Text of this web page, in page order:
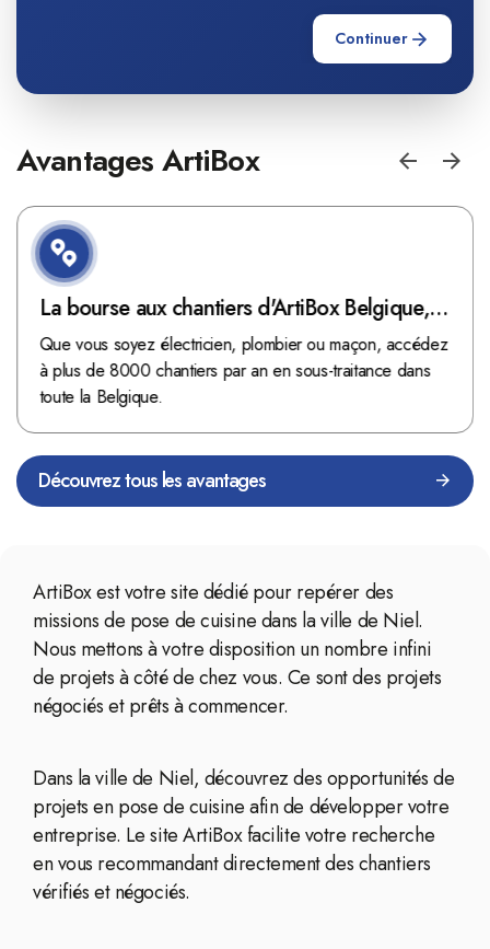
Continuer
Avantages ArtiBox
La bourse aux chantiers d'ArtiBox Belgique,
véritable mine d'or !
Que vous soyez électricien, plombier ou maçon, accédez
à plus de 8000 chantiers par an en sous-traitance dans
toute la Belgique.
Découvrez tous les avantages
ArtiBox est votre site dédié pour repérer des
missions de pose de cuisine dans la ville de Niel.
Nous mettons à votre disposition un nombre infini
de projets à côté de chez vous. Ce sont des projets
négociés et prêts à commencer.
Dans la ville de Niel, découvrez des opportunités de
projets en pose de cuisine afin de développer votre
entreprise. Le site ArtiBox facilite votre recherche
en vous recommandant directement des chantiers
vérifiés et négociés.